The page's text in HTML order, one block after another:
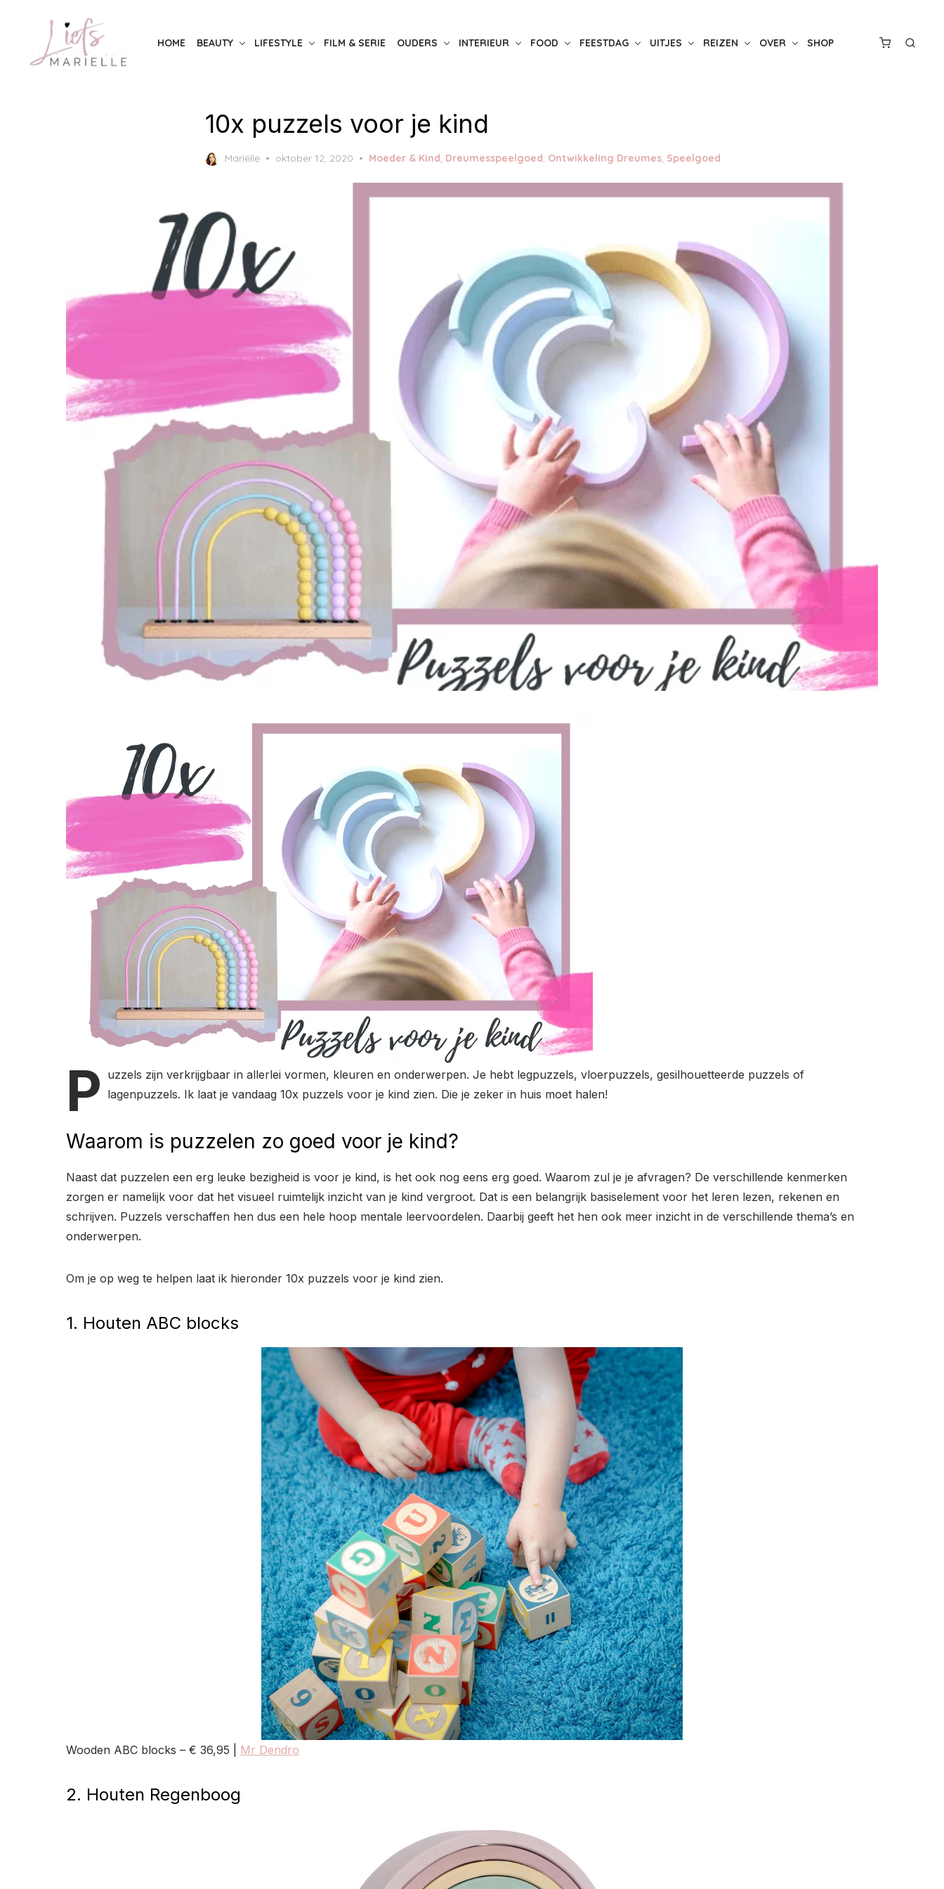
content
HOME BEAUTY LIFESTYLE FILM & SERIE OUDERS INTERIEUR FOOD FEESTDAG UITJES REIZEN OVER SHOP
10x puzzels voor je kind
Mariëlle
Posted
oktober 12, 2020 Moeder & Kind Dreumesspeelgoed Ontwikkeling Dreumes Speelgoed
P uzzels zijn verkrijgbaar in allerlei vormen, kleuren en onderwerpen. Je hebt legpuzzels, vloerpuzzels, gesilhouetteerde puzzels of
lagenpuzzels. Ik laat je vandaag 10x puzzels voor je kind zien. Die je zeker in huis moet halen!
Waarom is puzzelen zo goed voor je kind?
Naast dat puzzelen een erg leuke bezigheid is voor je kind, is het ook nog eens erg goed. Waarom zul je je afvragen? De verschillende kenmerken
zorgen er namelijk voor dat het visueel ruimtelijk inzicht van je kind vergroot. Dat is een belangrijk basiselement voor het leren lezen, rekenen en
schrijven. Puzzels verschaffen hen dus een hele hoop mentale leervoordelen. Daarbij geeft het hen ook meer inzicht in de verschillende thema’s en
onderwerpen.
Om je op weg te helpen laat ik hieronder 10x puzzels voor je kind zien.
1. Houten ABC blocks
Wooden ABC blocks – € 36,95 | Mr Dendro
2. Houten Regenboog